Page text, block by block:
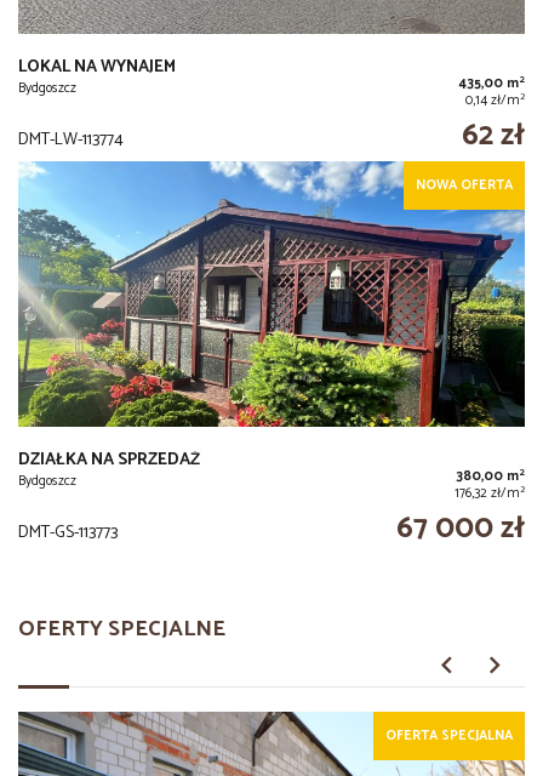
LOKAL NA WYNAJEM
Bydgoszcz 435,00 m2
0,14 zł/m2
DMT-LW-113774 62 zł
NOWA OFERTA
DZIAŁKA NA SPRZEDAŻ
Bydgoszcz 380,00 m2
176,32 zł/m2
DMT-GS-113773 67 000 zł
OFERTY SPECJALNE
OFERTA SPECJALNA